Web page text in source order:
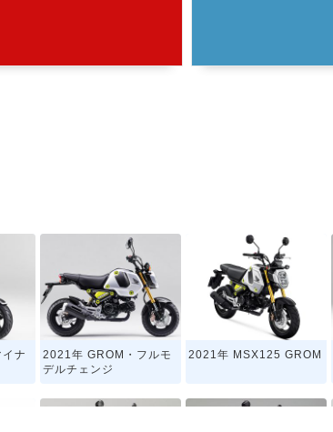
ナ
2021年 GROM・フルモ
デルチェンジ
2021年 MSX125 GROM